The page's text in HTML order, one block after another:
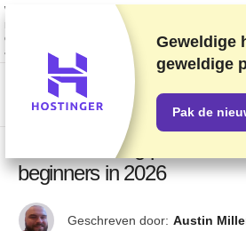
We rangschikken providers op basis van
maar houden ook rekening met feedback van
commerciële overeenkomsten met providers.
affiliatelinks.
Openbaarmaking van advertenties
8 beste hosting providers
beginners in 2026
Geschreven door: Austin
Geweldige
geweldige
Pak de